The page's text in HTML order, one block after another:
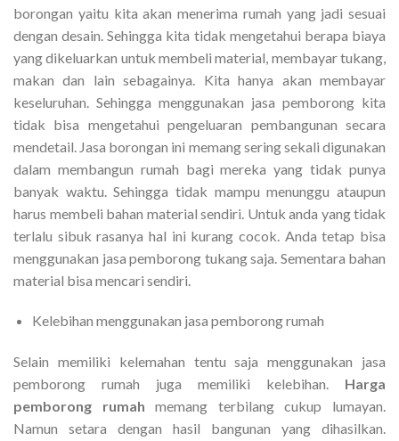
borongan yaitu kita akan menerima rumah yang jadi sesuai
dengan desain. Sehingga kita tidak mengetahui berapa biaya
yang dikeluarkan untuk membeli material, membayar tukang,
makan dan lain sebagainya. Kita hanya akan membayar
keseluruhan. Sehingga menggunakan jasa pemborong kita
tidak bisa mengetahui pengeluaran pembangunan secara
mendetail. Jasa borongan ini memang sering sekali digunakan
dalam membangun rumah bagi mereka yang tidak punya
banyak waktu. Sehingga tidak mampu menunggu ataupun
harus membeli bahan material sendiri. Untuk anda yang tidak
terlalu sibuk rasanya hal ini kurang cocok. Anda tetap bisa
menggunakan jasa pemborong tukang saja. Sementara bahan
material bisa mencari sendiri.
Kelebihan menggunakan jasa pemborong rumah
Selain memiliki kelemahan tentu saja menggunakan jasa
pemborong rumah juga memiliki kelebihan. Harga
pemborong rumah memang terbilang cukup lumayan.
Namun setara dengan hasil bangunan yang dihasilkan.